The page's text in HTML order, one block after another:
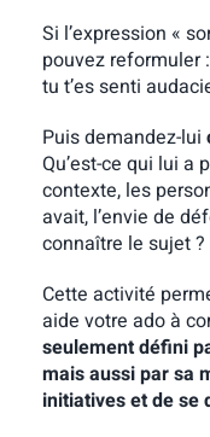
Si l’expression «
pouvez reformuler
tu t’es senti
Puis demandez-lui
Qu’est-ce qui lui a
contexte, les
avait, l’envie de
connaître le sujet ?
Cette activité
aide votre ado à
seulement défini
mais aussi par sa
initiatives et de se